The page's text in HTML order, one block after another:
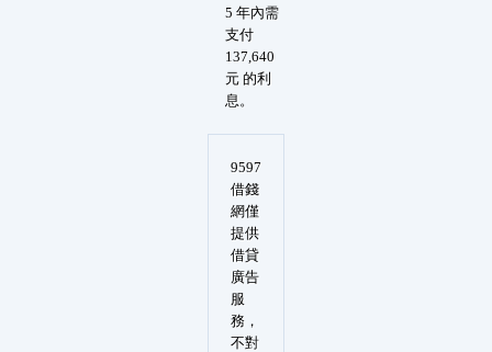
5 年內需
支付
137,640
元 的利
息。
9597
借錢
網僅
提供
借貸
廣告
服
務，
不對